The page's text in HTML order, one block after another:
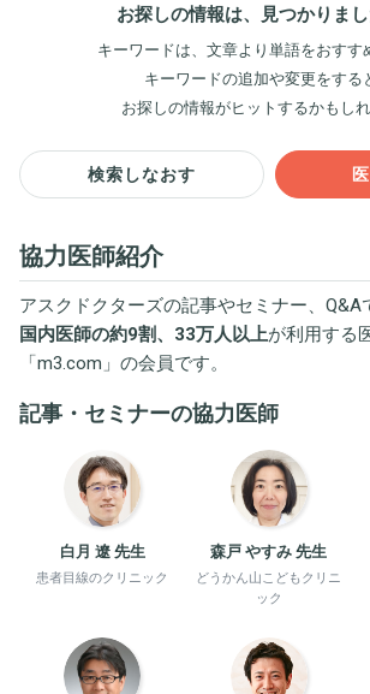
お探しの情報は、見つかりま
キーワードは、文章より単語をおすす
キーワードの追加や変更をする
お探しの情報がヒットするかもし
検索しなおす
協力医師紹介
アスクドクターズの記事やセミナー、Q&A
国内医師の約9割、33万人以上が利用する
「m3.com 」の会員です。
記事・セミナーの協力医師
白月 遼 先生
患者目線のクリニック
森戸 やすみ 先生
どうかん山こどもクリニ
ック